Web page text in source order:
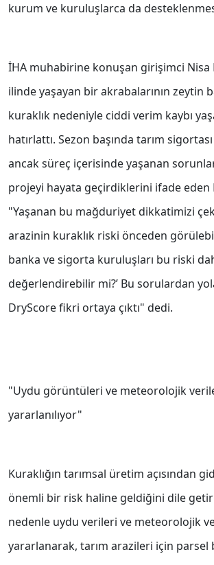
kurum ve kuruluşlarca da
İHA muhabirine konuşan girişimci Nisa
ilinde yaşayan bir akrabalarının zeytin
kuraklık nedeniyle ciddi verim kaybı
hatırlattı. Sezon başında tarım sigortası
ancak süreç içerisinde yaşanan
projeyi hayata geçirdiklerini ifade eden
"Yaşanan bu mağduriyet dikkatimizi
arazinin kuraklık riski önceden
banka ve sigorta kuruluşları bu riski
değerlendirebilir mi?’ Bu sorulardan
DryScore fikri ortaya çıktı" dedi.
"Uydu görüntüleri ve meteorolojik
yararlanılıyor"
Kuraklığın tarımsal üretim açısından
önemli bir risk haline geldiğini dile
nedenle uydu verileri ve meteorolojik
yararlanarak, tarım arazileri için parsel